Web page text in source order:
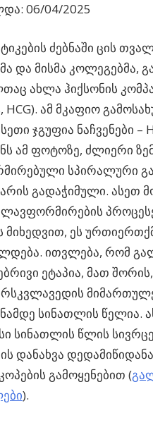
06/04/2025
ძებნაში ცის
და მისმა კოლეგებმა,
ახლა ჰიქსონის
HCG). ამ მკაფიო
ჯგუფია ნაჩვენები
ამ ფოტოზე, ძლიერი
სპირალური
გადაჭიმული. ასეთ
მიხედვით, ეს
ითვლება, რომ
ეტაპია, მათ
სინათლის წელია.
სინათლის წლის
დანახვა
გამოყენებით (
).